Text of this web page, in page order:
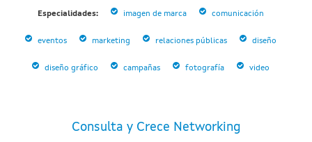
Especialidades: imagen de marca comunicación
eventos marketing relaciones públicas diseño
diseño gráfico campañas fotografía video
Consulta y Crece Networking